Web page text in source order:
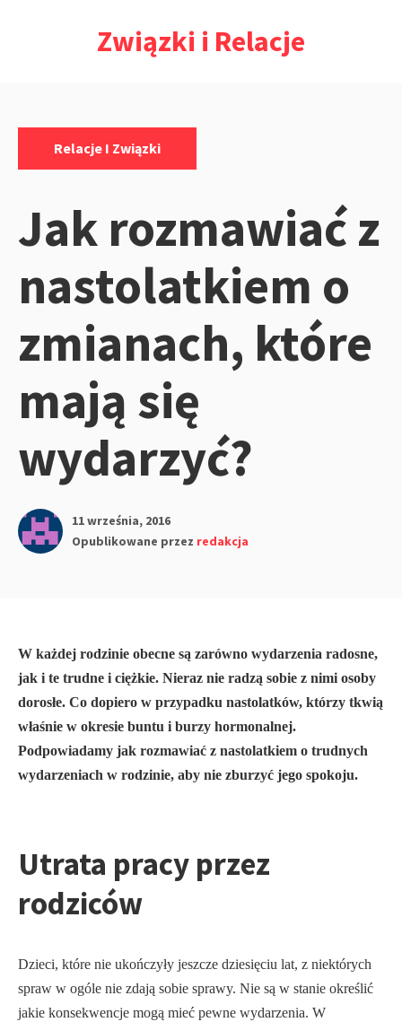
Związki i Relacje
Relacje I Związki
Jak rozmawiać z
nastolatkiem o
zmianach, które
mają się
wydarzyć?
11 września, 2016
Opublikowane przez redakcja
W każdej rodzinie obecne są zarówno wydarzenia radosne,
jak i te trudne i ciężkie. Nieraz nie radzą sobie z nimi osoby
dorosłe. Co dopiero w przypadku nastolatków, którzy tkwią
właśnie w okresie buntu i burzy hormonalnej.
Podpowiadamy jak rozmawiać z nastolatkiem o trudnych
wydarzeniach w rodzinie, aby nie zburzyć jego spokoju.
Utrata pracy przez
rodziców
Dzieci, które nie ukończyły jeszcze dziesięciu lat, z niektórych
spraw w ogóle nie zdają sobie sprawy. Nie są w stanie określić
jakie konsekwencje mogą mieć pewne wydarzenia. W